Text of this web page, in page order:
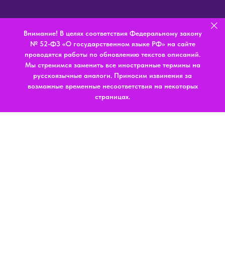
Внимание! В целях соответствия Федеральному закону
№ 52-ФЗ «О государственном языке РФ» на сайте
проводятся работы по обновлению текстов описаний.
Мы стремимся заменить все иностранные термины на
русскоязычные аналоги. Приносим извинения за
возможные временные несоответствия на некоторых
страницах.